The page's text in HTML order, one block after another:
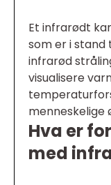
Et infrarødt
som er i stand
infrarød
visualisere
menneskelige
Hva er
med